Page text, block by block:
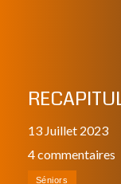
13 Juillet 2023
4 commentaires